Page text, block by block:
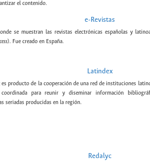
el contenido.
e-Revistas
se muestran las revistas electrónicas españolas y
). Fue creado en España.
Latindex
es producto de la cooperación de una red de instituciones
coordinada para reunir y diseminar información
seriadas producidas en la región.
Redalyc